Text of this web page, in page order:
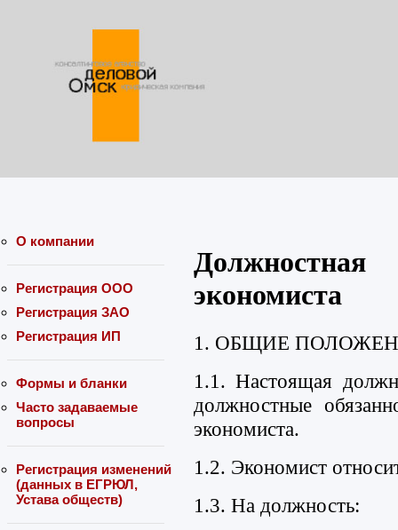
О компании
Регистрация ООО
Регистрация ЗАО
Регистрация ИП
Формы и бланки
Часто задаваемые
вопросы
Регистрация изменений
(данных в ЕГРЮЛ,
Устава обществ)
экономиста
1. ОБЩИЕ
1.1. Настоящая
должностные
экономиста.
1.2. Экономист
1.3. На должность: